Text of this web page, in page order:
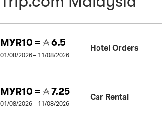
MYR10 = 6.5
01/08/2026 – 11/08/2026
Hotel Orders
MYR10 = 7.25
01/08/2026 – 11/08/2026
Car Rental